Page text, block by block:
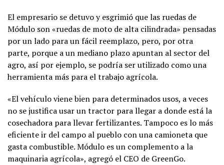
El empresario se detuvo y esgrimió que las ruedas de
Módulo son «ruedas de moto de alta cilindrada» pensadas
por un lado para un fácil reemplazo, pero, por otra
parte, porque a un mediano plazo apuntan al sector del
agro, así por ejemplo, se podría ser utilizado como una
herramienta más para el trabajo agrícola.
«El vehículo viene bien para determinados usos, a veces
no se justifica usar un tractor para llegar a donde está la
cosechadora para llevar fertilizantes. Tampoco es lo más
eficiente ir del campo al pueblo con una camioneta que
gasta combustible. Módulo es un complemento a la
maquinaria agrícola», agregó el CEO de GreenGo.